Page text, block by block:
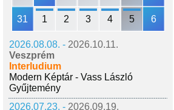
31 1 2 3 4 5 6
2026.08.08. - 2026.10.11.
Veszprém
Interludium
Modern Képtár - Vass László
Gyűjtemény
2026.07.23. - 2026.09.19.